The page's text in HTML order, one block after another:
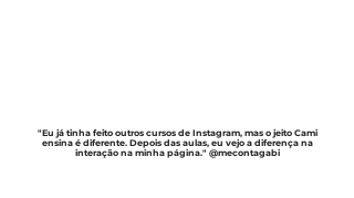
"Eu já tinha feito outros cursos de Instagram, mas o jeito Cami
ensina é diferente. Depois das aulas, eu vejo a diferença na
interação na minha página." @mecontagabi